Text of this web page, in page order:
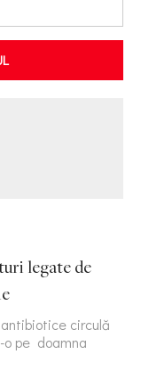
legate de
circulă
pe doamna